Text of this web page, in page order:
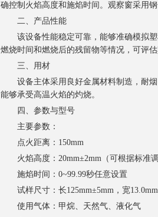
确控制火焰高度和施焰时间。观察窗采用
二、产品性能
该设备性能稳定可靠，能够准确模拟塑
燃烧时间和燃烧后的残留物等情况，可评
三、用材
设备主体采用良好金属材料制造，耐烟
能够承受高温火焰的灼烧。
四、参数与型号
主要参数：
点火距离：150mm
火焰高度：20mm±2mm（可根据标准调
施焰时间：0~99.99秒任意设置
试样尺寸：长125mm±5mm，宽
使用气体：甲烷、天然气、液化气